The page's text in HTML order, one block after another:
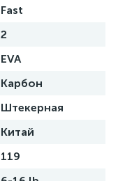
Fast
2
EVA
Карбон
Штекерная
Китай
119